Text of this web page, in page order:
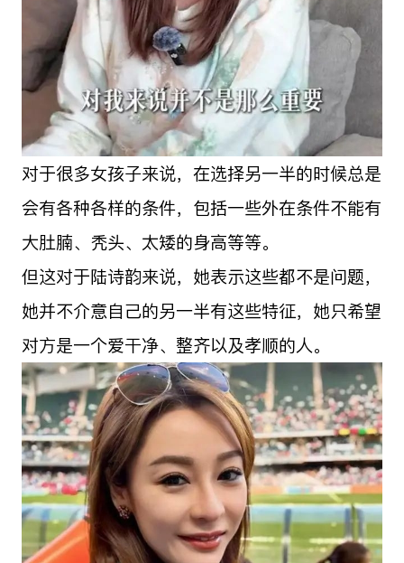
对于很多女孩子来说，在选择另一半的时候总是
会有各种各样的条件，包括一些外在条件不能有
大肚腩、秃头、太矮的身高等等。
但这对于陆诗韵来说，她表示这些都不是问题，
她并不介意自己的另一半有这些特征，她只希望
对方是一个爱干净、整齐以及孝顺的人。